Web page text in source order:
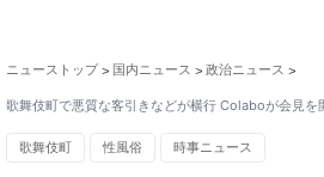
ニューストップ > 国内ニュース > 政治ニュース >
歌舞伎町で悪質な客引きなどが横行 Colaboが会見を
歌舞伎町 性風俗 時事ニュース